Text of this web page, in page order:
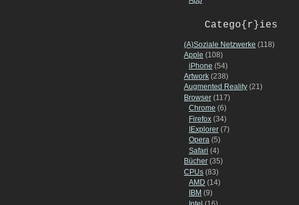
Catego{r}ies
(A)Soziale Netzwerke (118)
Apple (108)
iPhone (54)
Artwork (238)
Augmented Reality (21)
Browser (117)
Chrome (6)
Firefox (34)
IExplorer (7)
Opera (5)
Safari (4)
Bücher (35)
CPUs (83)
AMD (14)
IBM (9)